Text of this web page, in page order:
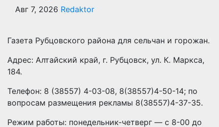
Авг 7, 2026 Redaktor
Газета Рубцовского района для сельчан и горожан.
Адрес: Алтайский край, г. Рубцовск, ул. К. Маркса,
184.
Телефон: 8 (38557) 4-03-08, 8(38557)4-50-14; по
вопросам размещения рекламы 8(38557)4-37-35.
Режим работы: понедельник-четверг — с 8-00 до